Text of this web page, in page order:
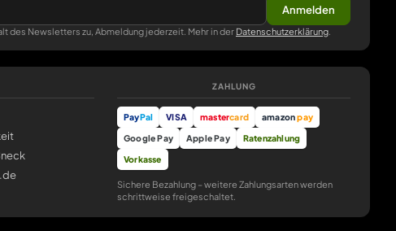
Anmelden
des Newsletters zu, Abmeldung jederzeit. Mehr in der Datenschutzerklärung
ZAHLUNG
PayPal VISA mastercard amazonpay
Google Pay
Apple Pay
Ratenzahlung
Vorkasse
Sichere Bezahlung – weitere Zahlungsarten werden
schrittweise freigeschaltet.